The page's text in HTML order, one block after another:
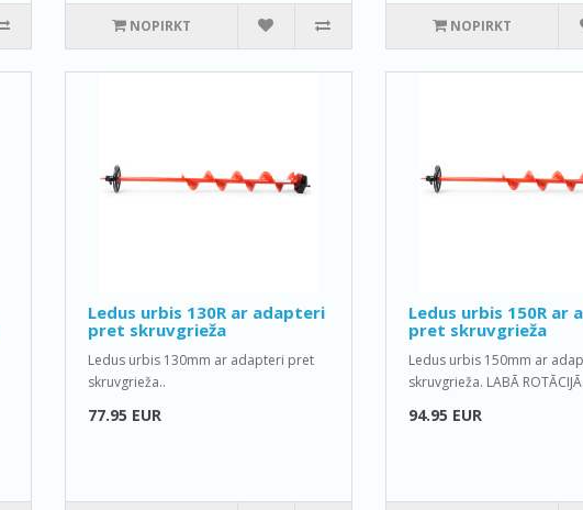
NOPIRKT NOPIRKT
Ledus urbis 130R ar adapteri
pret skruvgrieža
Ledus urbis 130mm ar adapteri pret
skruvgrieža..
77.95 EUR
Ledus urbis 150R ar
pret skruvgrieža
Ledus urbis 150mm ar
skruvgrieža. LABĀ
94.95 EUR